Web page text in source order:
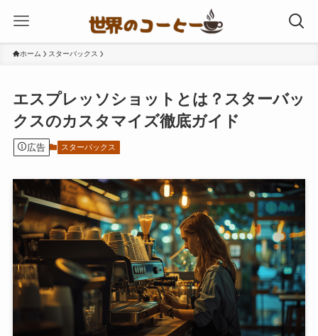
ホーム スターバックス
エスプレッソショットとは？スターバッ
クスのカスタマイズ徹底ガイド
広告 スターバックス